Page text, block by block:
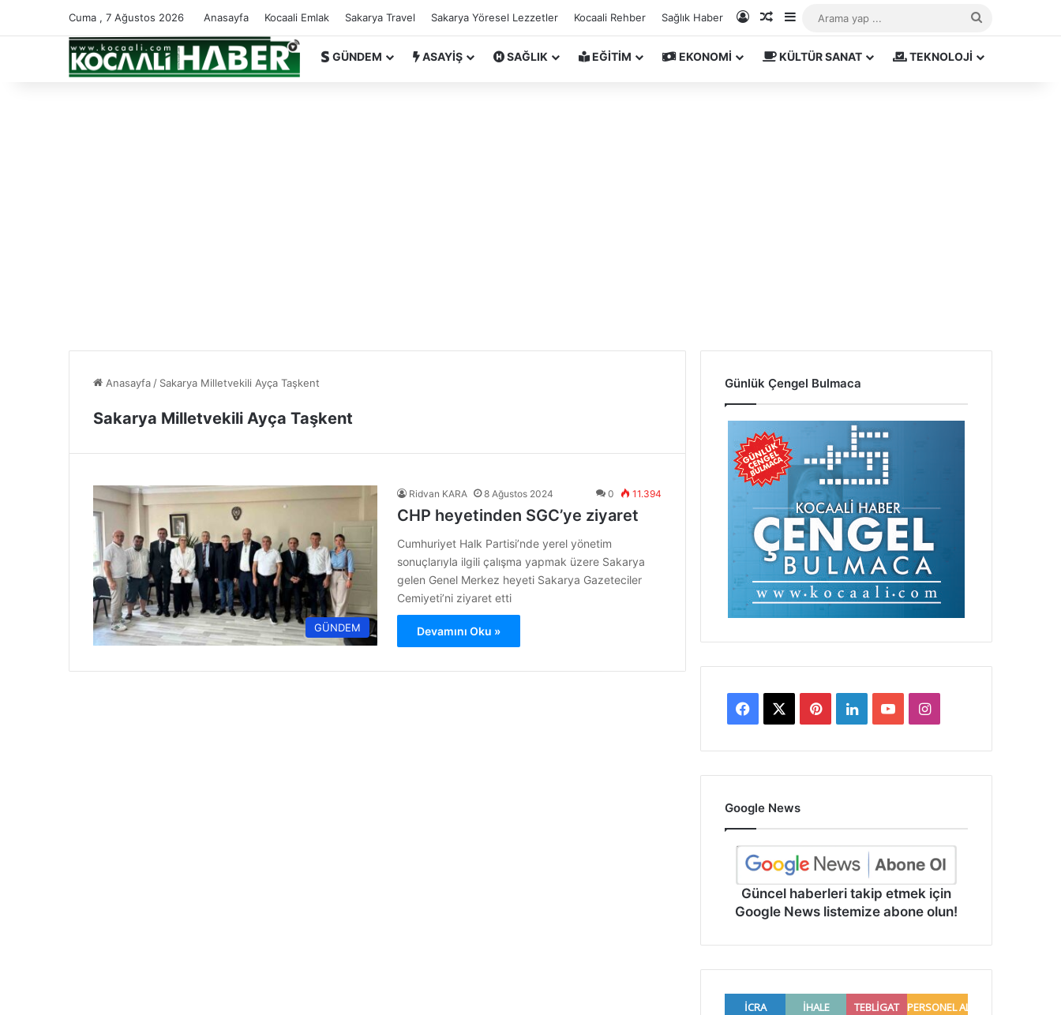
Cuma , 7 Ağustos 2026 Anasayfa Kocaali Emlak Sakarya Travel Sakarya Yöresel Lezzetler Kocaali Rehber Sağlık Haber Kayıt OlRastgele Makale
Kenar Bölmesi
GÜNDEM ASAYİŞ SAĞLIK EĞİTİM EKONOMİ KÜLTÜR SANAT TEKNOLOJİ
Anasayfa / Sakarya Milletvekili Ayça Taşkent
Sakarya Milletvekili Ayça Taşkent
GÜNDEM
Ridvan KARA 8 Ağustos 2024 0 11.394
CHP heyetinden SGC’ye ziyaret
Cumhuriyet Halk Partisi’nde yerel yönetim
sonuçlarıyla ilgili çalışma yapmak üzere Sakarya
gelen Genel Merkez heyeti Sakarya Gazeteciler
Cemiyeti’ni ziyaret etti
Devamını Oku »
Günlük Çengel Bulmaca
Facebook PinterestLinkedInYouTubeInstagram
Google News
Güncel haberleri takip etmek için
Google News listemize abone olun!